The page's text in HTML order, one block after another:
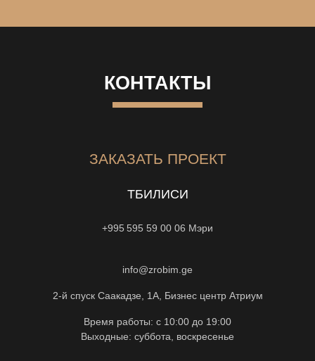
КОНТАКТЫ
ЗАКАЗАТЬ ПРОЕКТ
ТБИЛИСИ
+995 595 59 00 06 Мэри
info@zrobim.ge
2-й спуск Саакадзе, 1А, Бизнес центр Атриум
Время работы: с 10:00 до 19:00
Выходные: суббота, воскресенье